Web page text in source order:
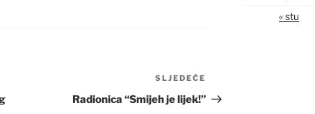
objava
SLJEDEĆE
Radionica “Smijeh je lijek!”
« stu